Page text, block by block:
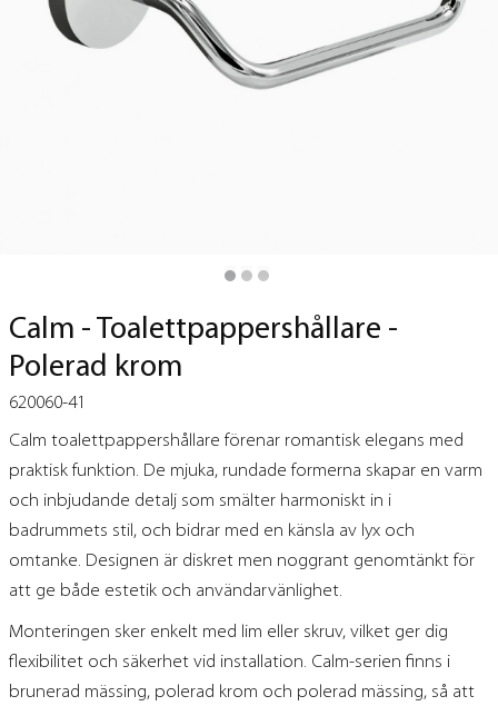
Calm - Toalettpappershållare -
Polerad krom
620060-41
Calm toalettpappershållare förenar romantisk elegans med
praktisk funktion. De mjuka, rundade formerna skapar en varm
och inbjudande detalj som smälter harmoniskt in i
badrummets stil, och bidrar med en känsla av lyx och
omtanke. Designen är diskret men noggrant genomtänkt för
att ge både estetik och användarvänlighet.
Monteringen sker enkelt med lim eller skruv, vilket ger dig
flexibilitet och säkerhet vid installation. Calm-serien finns i
brunerad mässing, polerad krom och polerad mässing, så att